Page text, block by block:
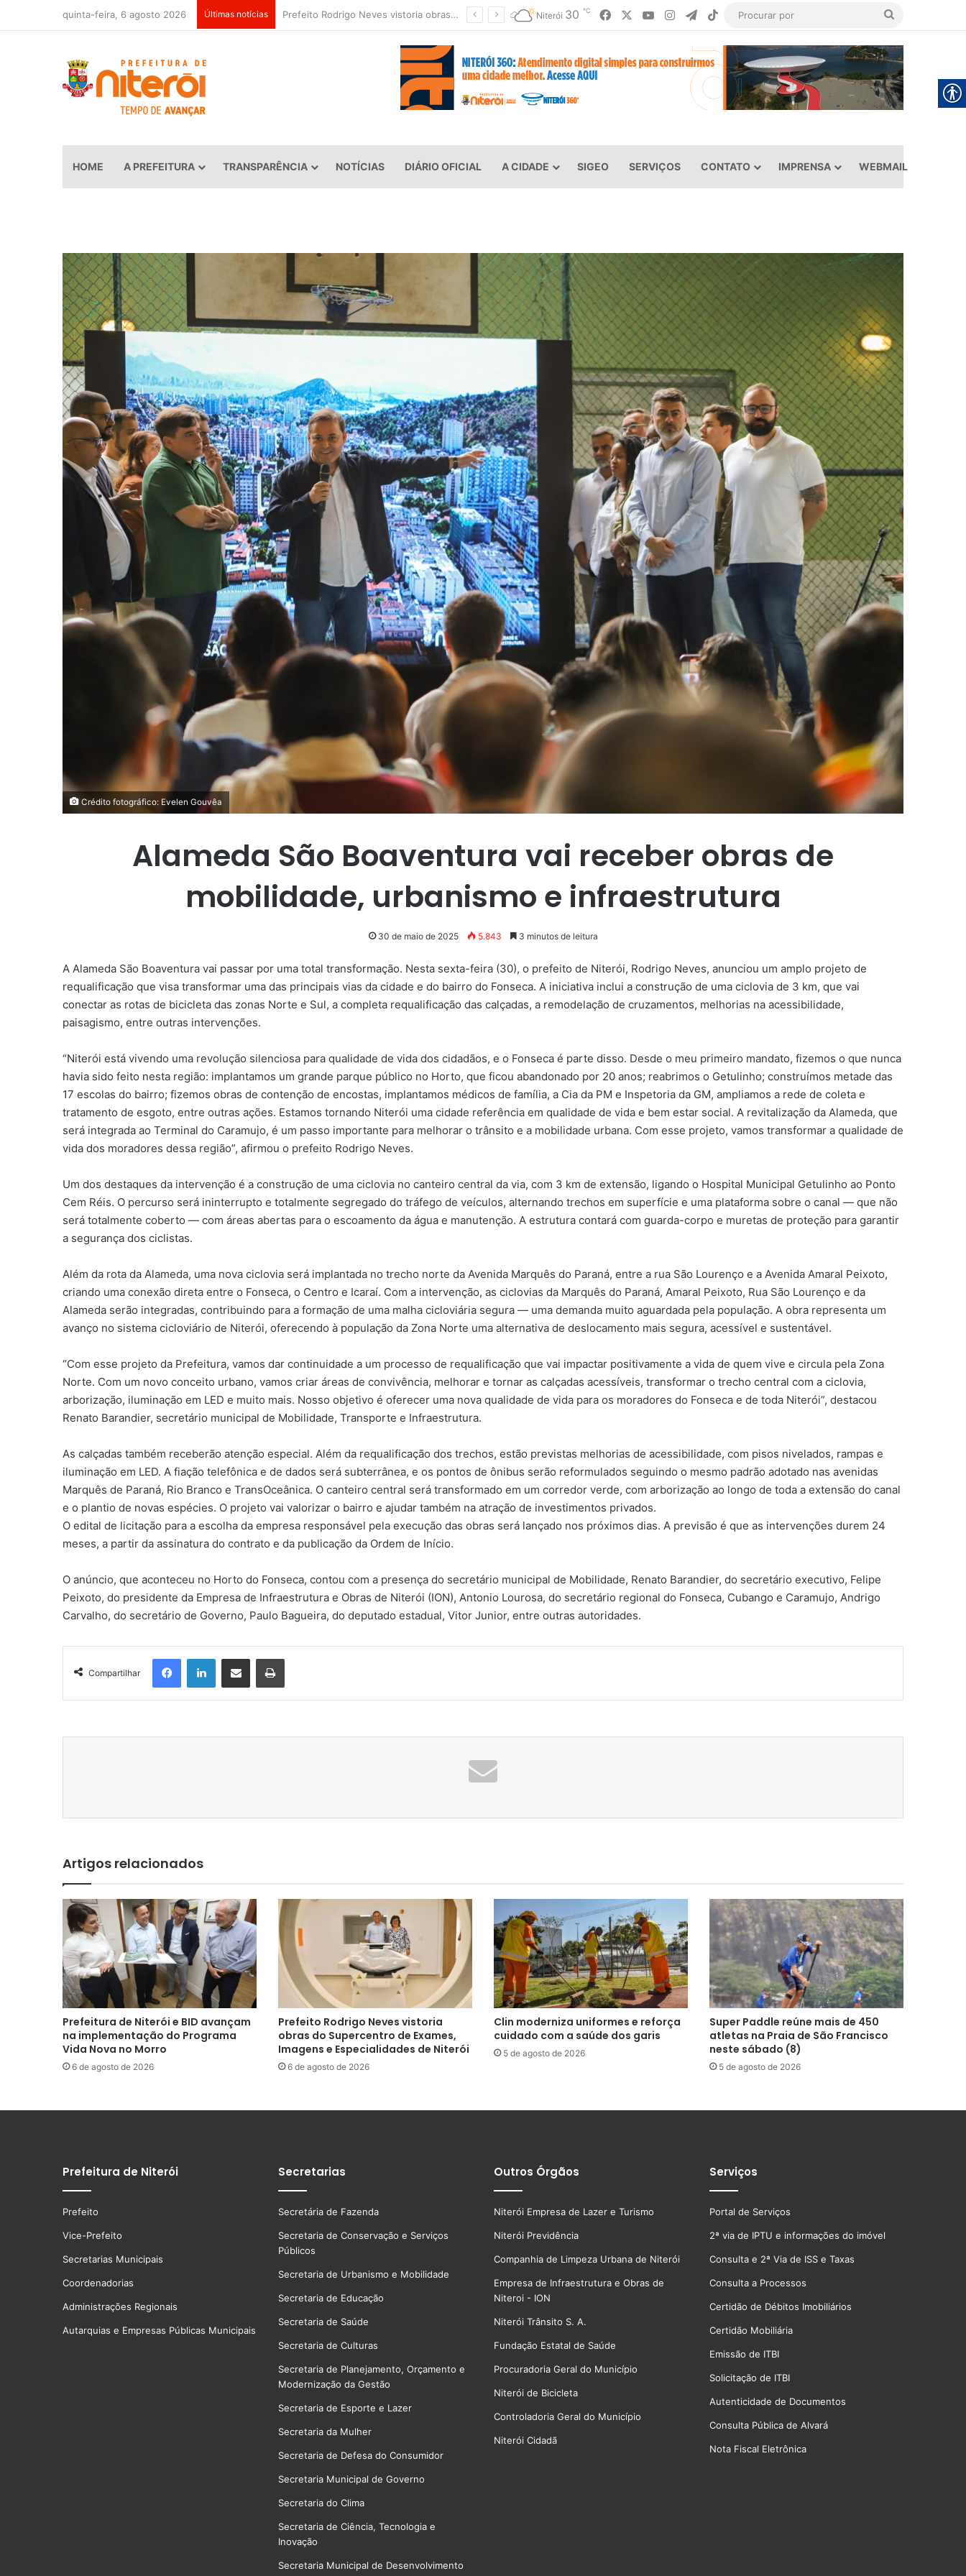
quinta-feira, 6 agosto 2026 Últimas notícias Clin moderniza uniformes e reforça cuidado com a saúde dos garis Niterói 30 ℃ FacebookYouTubeInstagramTelegram
TikTok
HOME A PREFEITURA TRANSPARÊNCIA NOTÍCIAS DIÁRIO OFICIAL A CIDADE SIGEO SERVIÇOS CONTATO IMPRENSA WEBMAIL
Crédito fotográfico: Evelen Gouvêa
Alameda São Boaventura vai receber obras de
mobilidade, urbanismo e infraestrutura
30 de maio de 2025 5.843 3 minutos de leitura
A Alameda São Boaventura vai passar por uma total transformação. Nesta sexta-feira (30), o prefeito de Niterói, Rodrigo Neves, anunciou um amplo projeto de
requalificação que visa transformar uma das principais vias da cidade e do bairro do Fonseca. A iniciativa inclui a construção de uma ciclovia de 3 km, que vai
conectar as rotas de bicicleta das zonas Norte e Sul, a completa requalificação das calçadas, a remodelação de cruzamentos, melhorias na acessibilidade,
paisagismo, entre outras intervenções.
“Niterói está vivendo uma revolução silenciosa para qualidade de vida dos cidadãos, e o Fonseca é parte disso. Desde o meu primeiro mandato, fizemos o que nunca
havia sido feito nesta região: implantamos um grande parque público no Horto, que ficou abandonado por 20 anos; reabrimos o Getulinho; construímos metade das
17 escolas do bairro; fizemos obras de contenção de encostas, implantamos médicos de família, a Cia da PM e Inspetoria da GM, ampliamos a rede de coleta e
tratamento de esgoto, entre outras ações. Estamos tornando Niterói uma cidade referência em qualidade de vida e bem estar social. A revitalização da Alameda, que
será integrada ao Terminal do Caramujo, é um passo importante para melhorar o trânsito e a mobilidade urbana. Com esse projeto, vamos transformar a qualidade de
vida dos moradores dessa região”, afirmou o prefeito Rodrigo Neves.
Um dos destaques da intervenção é a construção de uma ciclovia no canteiro central da via, com 3 km de extensão, ligando o Hospital Municipal Getulinho ao Ponto
Cem Réis. O percurso será ininterrupto e totalmente segregado do tráfego de veículos, alternando trechos em superfície e uma plataforma sobre o canal — que não
será totalmente coberto — com áreas abertas para o escoamento da água e manutenção. A estrutura contará com guarda-corpo e muretas de proteção para garantir
a segurança dos ciclistas.
Além da rota da Alameda, uma nova ciclovia será implantada no trecho norte da Avenida Marquês do Paraná, entre a rua São Lourenço e a Avenida Amaral Peixoto,
criando uma conexão direta entre o Fonseca, o Centro e Icaraí. Com a intervenção, as ciclovias da Marquês do Paraná, Amaral Peixoto, Rua São Lourenço e da
Alameda serão integradas, contribuindo para a formação de uma malha cicloviária segura — uma demanda muito aguardada pela população. A obra representa um
avanço no sistema cicloviário de Niterói, oferecendo à população da Zona Norte uma alternativa de deslocamento mais segura, acessível e sustentável.
“Com esse projeto da Prefeitura, vamos dar continuidade a um processo de requalificação que vai impactar positivamente a vida de quem vive e circula pela Zona
Norte. Com um novo conceito urbano, vamos criar áreas de convivência, melhorar e tornar as calçadas acessíveis, transformar o trecho central com a ciclovia,
arborização, iluminação em LED e muito mais. Nosso objetivo é oferecer uma nova qualidade de vida para os moradores do Fonseca e de toda Niterói”, destacou
Renato Barandier, secretário municipal de Mobilidade, Transporte e Infraestrutura.
As calçadas também receberão atenção especial. Além da requalificação dos trechos, estão previstas melhorias de acessibilidade, com pisos nivelados, rampas e
iluminação em LED. A fiação telefônica e de dados será subterrânea, e os pontos de ônibus serão reformulados seguindo o mesmo padrão adotado nas avenidas
Marquês de Paraná, Rio Branco e TransOceânica. O canteiro central será transformado em um corredor verde, com arborização ao longo de toda a extensão do canal
e o plantio de novas espécies. O projeto vai valorizar o bairro e ajudar também na atração de investimentos privados.
O edital de licitação para a escolha da empresa responsável pela execução das obras será lançado nos próximos dias. A previsão é que as intervenções durem 24
meses, a partir da assinatura do contrato e da publicação da Ordem de Início.
O anúncio, que aconteceu no Horto do Fonseca, contou com a presença do secretário municipal de Mobilidade, Renato Barandier, do secretário executivo, Felipe
Peixoto, do presidente da Empresa de Infraestrutura e Obras de Niterói (ION), Antonio Lourosa, do secretário regional do Fonseca, Cubango e Caramujo, Andrigo
Carvalho, do secretário de Governo, Paulo Bagueira, do deputado estadual, Vitor Junior, entre outras autoridades.
Compartilhar
FacebookLinkedinCompartilhar via e-mail Imprimir
Artigos relacionados
Prefeitura de Niterói e BID avançam
na implementação do Programa
Vida Nova no Morro
6 de agosto de 2026
Prefeito Rodrigo Neves vistoria
obras do Supercentro de Exames,
Imagens e Especialidades de Niterói
6 de agosto de 2026
Clin moderniza uniformes e reforça
cuidado com a saúde dos garis
5 de agosto de 2026
Super Paddle reúne mais de 450
atletas na Praia de São Francisco
neste sábado (8)
5 de agosto de 2026
Prefeitura de Niterói
Prefeito
Vice-Prefeito
Secretarias Municipais
Coordenadorias
Administrações Regionais
Autarquias e Empresas Públicas Municipais
Secretarias
Secretária de Fazenda
Secretaria de Conservação e Serviços
Públicos
Secretaria de Urbanismo e Mobilidade
Secretaria de Educação
Secretaria de Saúde
Secretaria de Culturas
Secretaria de Planejamento, Orçamento e
Modernização da Gestão
Secretaria de Esporte e Lazer
Secretaria da Mulher
Secretaria de Defesa do Consumidor
Secretaria Municipal de Governo
Secretaria do Clima
Secretaria de Ciência, Tecnologia e
Inovação
Secretaria Municipal de Desenvolvimento
Outros Órgãos
Niterói Empresa de Lazer e Turismo
Niterói Previdência
Companhia de Limpeza Urbana de Niterói
Empresa de Infraestrutura e Obras de
Niteroi - ION
Niterói Trânsito S. A.
Fundação Estatal de Saúde
Procuradoria Geral do Município
Niterói de Bicicleta
Controladoria Geral do Município
Niterói Cidadã
Serviços
Portal de Serviços
2ª via de IPTU e informações do imóvel
Consulta e 2ª Via de ISS e Taxas
Consulta a Processos
Certidão de Débitos Imobiliários
Certidão Mobiliária
Emissão de ITBI
Solicitação de ITBI
Autenticidade de Documentos
Consulta Pública de Alvará
Nota Fiscal Eletrônica